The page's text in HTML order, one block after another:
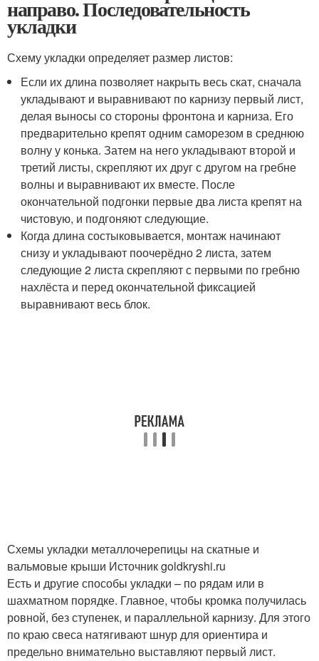
направо. Последовательность
укладки
Схему укладки определяет размер листов:
Если их длина позволяет накрыть весь скат, сначала
укладывают и выравнивают по карнизу первый лист,
делая выносы со стороны фронтона и карниза. Его
предварительно крепят одним саморезом в среднюю
волну у конька. Затем на него укладывают второй и
третий листы, скрепляют их друг с другом на гребне
волны и выравнивают их вместе. После
окончательной подгонки первые два листа крепят на
чистовую, и подгоняют следующие.
Когда длина состыковывается, монтаж начинают
снизу и укладывают поочерёдно 2 листа, затем
следующие 2 листа скрепляют с первыми по гребню
нахлёста и перед окончательной фиксацией
выравнивают весь блок.
Схемы укладки металлочерепицы на скатные и
вальмовые крыши Источник goldkryshi.ru
Есть и другие способы укладки – по рядам или в
шахматном порядке. Главное, чтобы кромка получилась
ровной, без ступенек, и параллельной карнизу. Для этого
по краю свеса натягивают шнур для ориентира и
предельно внимательно выставляют первый лист.